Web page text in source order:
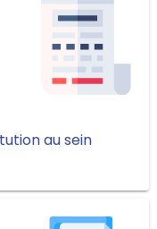
au sein